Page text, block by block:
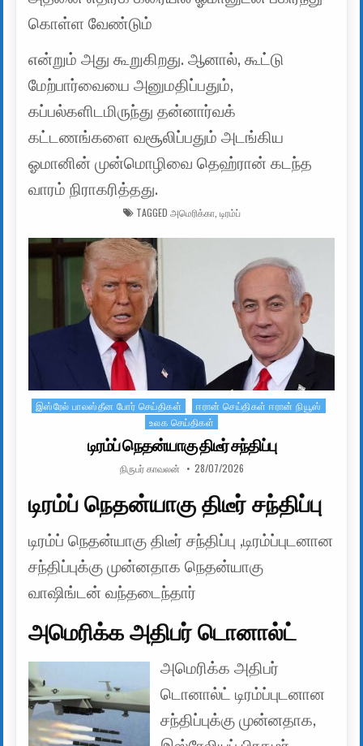
கொள்ள வேண்டும்
என்றும் அது கூறுகிறது. ஆனால், கூட்டு
மேற்பார்வையை அனுமதிப்பதும்,
கப்பல்களிடமிருந்து தன்னார்வக்
கட்டணங்களை வசூலிப்பதும் அடங்கிய
ஓமானின் முன்மொழிவை தெஹ்ரான் கடந்த
வாரம் நிராகரித்தது.
TAGGED அமெரிக்கா, டிரம்ப்
Posted in
இஸ்ரேல் பாலஸ்தீன போர் செய்திகள்
ஈரான் செய்திகள் ஈரான் நியூஸ்
உலக செய்திகள்
டிரம்ப் நெதன்யாகு திடீர் சந்திப்பு
AUTHOR:
நிருபர் காவலன் PUBLISHED DATE:
28/07/2026
டிரம்ப் நெதன்யாகு திடீர் சந்திப்பு
டிரம்ப் நெதன்யாகு திடீர் சந்திப்பு ,டிரம்ப்புடனான
சந்திப்புக்கு முன்னதாக நெதன்யாகு
வாஷிங்டன் வந்தடைந்தார்
அமெரிக்க அதிபர் டொனால்ட்
அமெரிக்க அதிபர்
டொனால்ட் டிரம்ப்புடனான
சந்திப்புக்கு முன்னதாக,